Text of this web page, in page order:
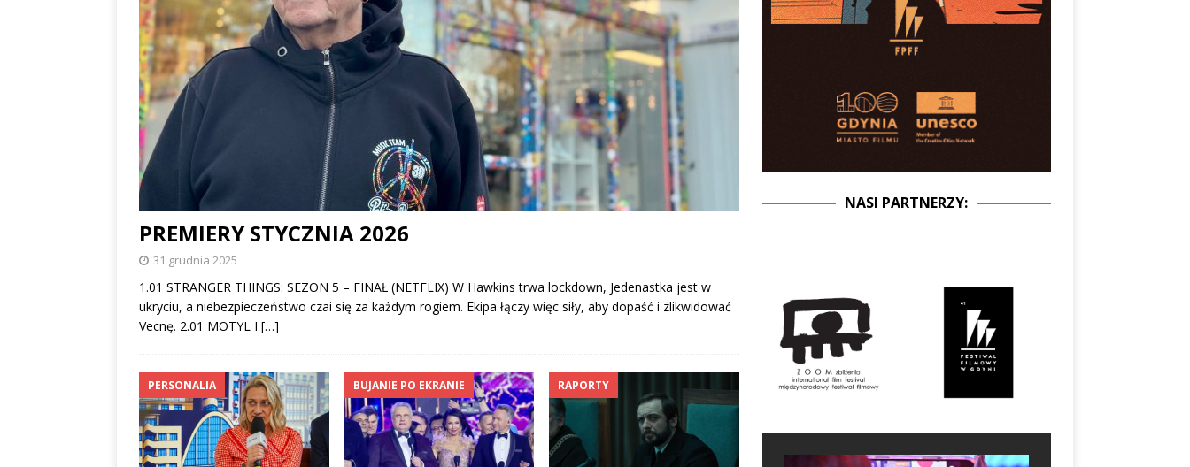
PREMIERY STYCZNIA 2026
31 grudnia 2025
1.01 STRANGER THINGS: SEZON 5 – FINAŁ (NETFLIX) W Hawkins trwa lockdown, Jedenastka jest w
ukryciu, a niebezpieczeństwo czai się za każdym rogiem. Ekipa łączy więc siły, aby dopaść i zlikwidować
Vecnę. 2.01 MOTYL I […]
PERSONALIA BUJANIE PO EKRANIE RAPORTY
NASI PARTNERZY: